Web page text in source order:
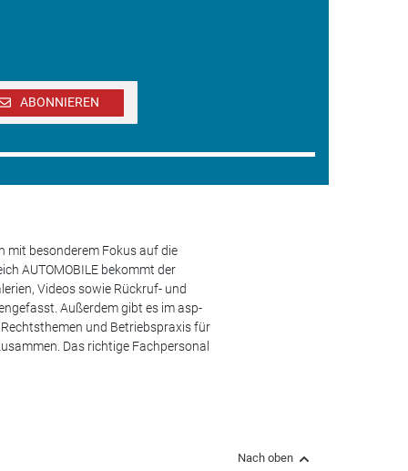
ABONNIEREN
mit besonderem Fokus auf die
AUTOMOBILE bekommt der
Videos sowie Rückruf- und
Außerdem gibt es im asp-
und Betriebspraxis für
Das richtige Fachpersonal
Nach oben